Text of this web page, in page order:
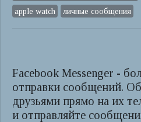
apple watch
личные сообщения
Facebook Messenger -
отправки сообщений.
друзьями прямо на их
и отправляйте